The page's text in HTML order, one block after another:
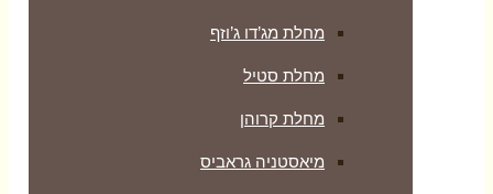
מחלת מג’דו ג’וזף
מחלת סטיל
מחלת קרוהן
מיאסטניה גראביס